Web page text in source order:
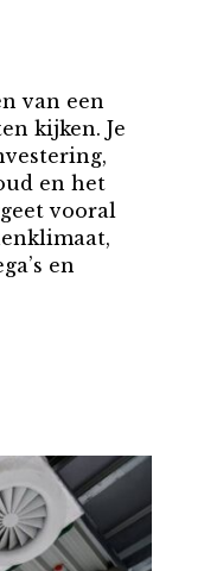
van een
kijken. Je
en het
vooral
en